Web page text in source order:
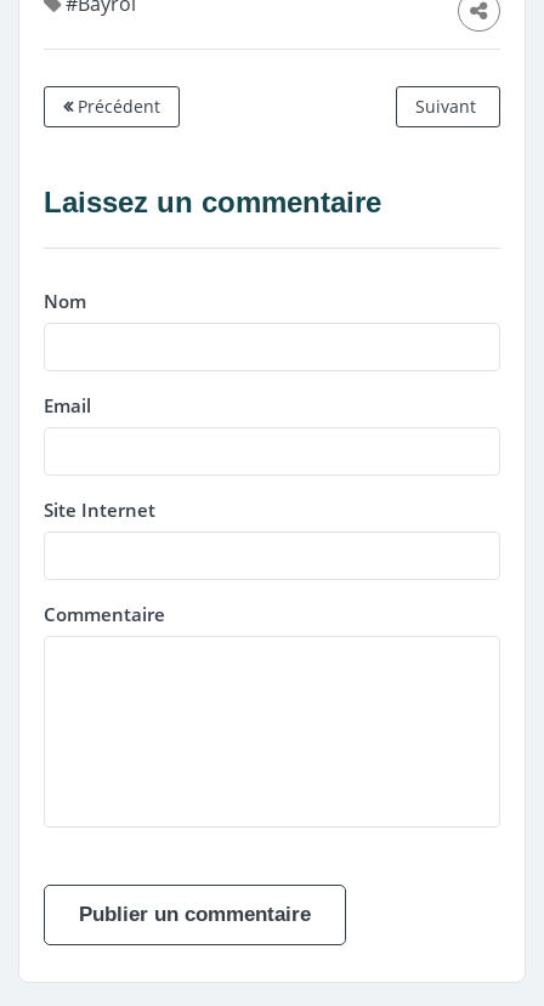
Précédent Suivant
Laissez un commentaire
Nom
Email
Site Internet
Commentaire